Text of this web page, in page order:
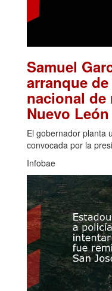
Samuel
arranque
nacional de
Nuevo León
El gobernador planta
convocada por la
Infobae